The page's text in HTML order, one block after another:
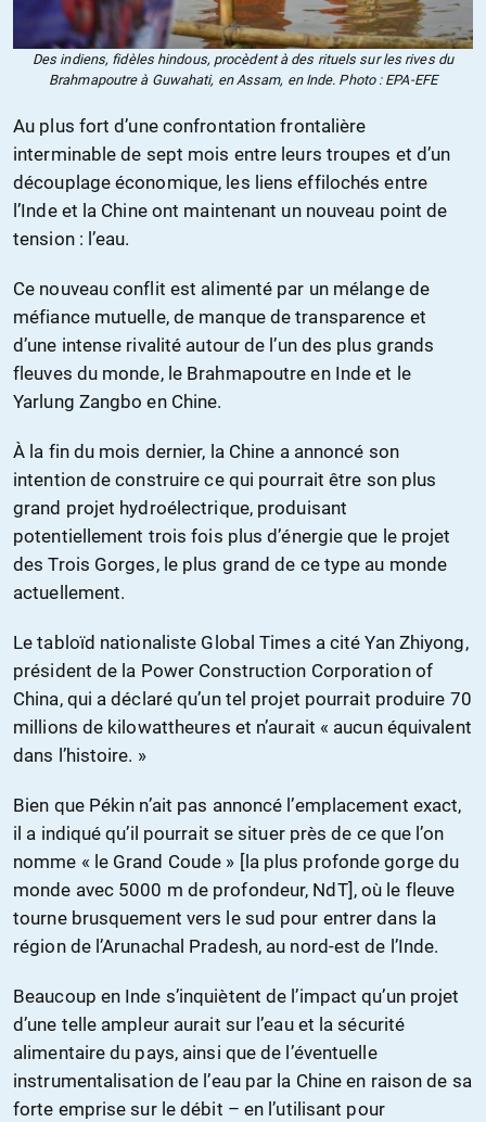
Des indiens, fidèles hindous, procèdent à des rituels sur les rives du
Brahmapoutre à Guwahati, en Assam, en Inde. Photo : EPA-EFE
Au plus fort d’une confrontation frontalière
interminable de sept mois entre leurs troupes et d’un
découplage économique, les liens effilochés entre
l’Inde et la Chine ont maintenant un nouveau point de
tension : l’eau.
Ce nouveau conflit est alimenté par un mélange de
méfiance mutuelle, de manque de transparence et
d’une intense rivalité autour de l’un des plus grands
fleuves du monde, le Brahmapoutre en Inde et le
Yarlung Zangbo en Chine.
À la fin du mois dernier, la Chine a annoncé son
intention de construire ce qui pourrait être son plus
grand projet hydroélectrique, produisant
potentiellement trois fois plus d’énergie que le projet
des Trois Gorges, le plus grand de ce type au monde
actuellement.
Le tabloïd nationaliste Global Times a cité Yan Zhiyong,
président de la Power Construction Corporation of
China, qui a déclaré qu’un tel projet pourrait produire 70
millions de kilowattheures et n’aurait « aucun équivalent
dans l’histoire. »
Bien que Pékin n’ait pas annoncé l’emplacement exact,
il a indiqué qu’il pourrait se situer près de ce que l’on
nomme « le Grand Coude » [la plus profonde gorge du
monde avec 5000 m de profondeur, NdT], où le fleuve
tourne brusquement vers le sud pour entrer dans la
région de l’Arunachal Pradesh, au nord-est de l’Inde.
Beaucoup en Inde s’inquiètent de l’impact qu’un projet
d’une telle ampleur aurait sur l’eau et la sécurité
alimentaire du pays, ainsi que de l’éventuelle
instrumentalisation de l’eau par la Chine en raison de sa
forte emprise sur le débit – en l’utilisant pour